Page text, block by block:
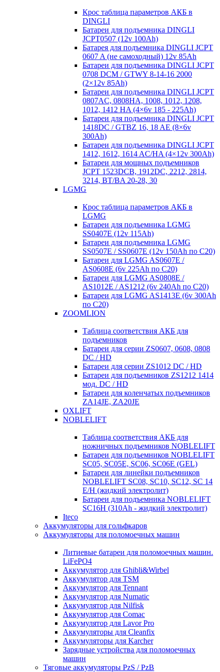
Крос таблица параметров АКБ в
DINGLI
Батареи для подъемника DINGLI
JCPT0507 (12v 100Ah)
Батарея для подъемника DINGLI JCPT
0607 A (не самоходный) 12v 85Ah
Батареи для подъемника DINGLI JCPT
0708 DCM / GTWY 8-14-16 2000
(2×12v 85Ah)
Батареи для подъемника DINGLI JCPT
0807AC, 0808HA, 1008, 1012, 1208,
1012, 1412 HA (4×6v 185 - 225Ah)
Батареи для подъемника DINGLI JCPT
1418DC / GTBZ 16, 18 AE (8×6v
300Ah)
Батареи для подъемника DINGLI JCPT
1412, 1612, 1614 AC/HA (4×12v 300Ah)
Батареи для мощных подъемников
JCPT 1523DCB, 1912DC, 2212, 2814,
3214, BT/BA 20-28, 30
LGMG
Крос таблица параметров АКБ в
LGMG
Батареи для подъемника LGMG
SS0407E (12v 115Ah)
Батареи для подъемника LGMG
SS0507E / SS0607E (12v 150Ah по С20)
Батареи для LGMG AS0607E /
AS0608E (6v 225Ah по С20)
Батареи для LGMG AS0808E /
AS1012E / AS1212 (6v 240Ah по С20)
Батареи для LGMG AS1413E (6v 300Ah
по С20)
ZOOMLION
Таблица соответствия АКБ для
подъемников
Батареи для серии ZS0607, 0608, 0808
DC / HD
Батареи для серии ZS1012 DC / HD
Батареи для подъемников ZS1212 1414
мод. DC / HD
Батареи для коленчатых подъемников
ZA14JE, ZA20JE
OXLIFT
NOBLELIFT
Таблица соответствия АКБ для
ножничных подъемников NOBLELIFT
Батареи для подъемников NOBLELIFT
SC05, SC05E, SC06, SC06E (GEL)
Батареи для линейки подъемников
NOBLELIFT SC08, SC10, SC12, SC 14
E/H (жидкий электролит)
Батареи для подъемника NOBLELIFT
SC16H (310Ah - жидкий электролит)
Iteco
Аккумуляторы для гольфкаров
Аккумуляторы для поломоечных машин
Литиевые батареи для поломоечных машин.
LiFePO4
Аккумулятор для Ghibli&Wirbel
Аккумулятор для TSM
Аккумулятор для Tennant
Аккумулятор для Numatic
Аккумулятор для Nilfisk
Аккумулятор для Comac
Аккумулятор для Lavor Pro
Аккумуляторы для Cleanfix
Аккумуляторы для Karcher
Зарядные устройства для поломоечных
машин
Тяговые аккумуляторы PzS / PzB